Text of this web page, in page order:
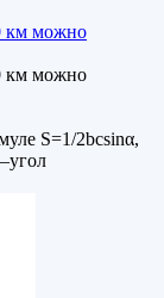
км можно
км можно
S=1/2bcsinα,